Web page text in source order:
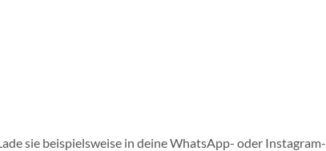
sie beispielsweise in deine WhatsApp- oder Instagram-